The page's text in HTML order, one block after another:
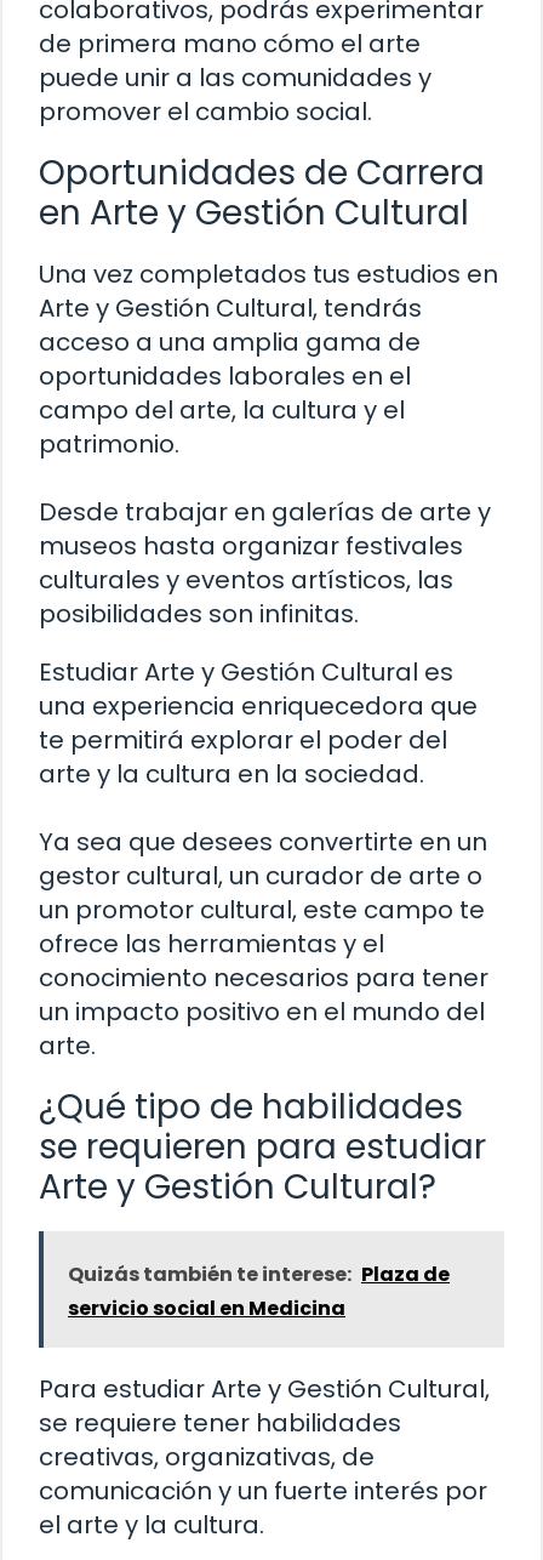
colaborativos, podrás experimentar
de primera mano cómo el arte
puede unir a las comunidades y
promover el cambio social.
Oportunidades de Carrera
en Arte y Gestión Cultural
Una vez completados tus estudios en
Arte y Gestión Cultural, tendrás
acceso a una amplia gama de
oportunidades laborales en el
campo del arte, la cultura y el
patrimonio.
Desde trabajar en galerías de arte y
museos hasta organizar festivales
culturales y eventos artísticos, las
posibilidades son infinitas.
Estudiar Arte y Gestión Cultural es
una experiencia enriquecedora que
te permitirá explorar el poder del
arte y la cultura en la sociedad.
Ya sea que desees convertirte en un
gestor cultural, un curador de arte o
un promotor cultural, este campo te
ofrece las herramientas y el
conocimiento necesarios para tener
un impacto positivo en el mundo del
arte.
¿Qué tipo de habilidades
se requieren para estudiar
Arte y Gestión Cultural?
Quizás también te interese: Plaza de
servicio social en Medicina
Para estudiar Arte y Gestión Cultural,
se requiere tener habilidades
creativas, organizativas, de
comunicación y un fuerte interés por
el arte y la cultura.